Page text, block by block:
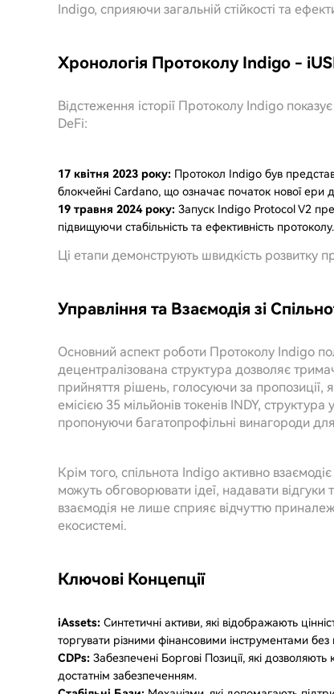
Indigo, сприяючи загальній стійкості та
Хронологія Протоколу Indigo -
Відстеження історії Протоколу Indigo
DeFi:
17 квітня 2023 року: Протокол Indigo був
блокчейні Cardano, що означає початок нової ери
19 травня 2024 року: Запуск Indigo Protocol V2
підвищуючи стабільність та ефективність протоколу.
Ці етапи демонструють швидкість розвитку
Управління та Взаємодія зі
Основний аспект роботи Протоколу Indigo
децентралізована структура дозволяє
прийняття рішень, голосуючи за
емісією 35 мільйонів токенів INDY,
пропонуючи багатопрофільні винагороди
Крім того, спільнота Indigo активно
можуть обговорювати ідеї, надавати
взаємодія не лише сприяє відчуттю
екосистемі.
Ключові Концепції
iAssets: Синтетичні активи, які відображають
торгувати різними фінансовими інструментами
CDPs: Забезпечені Боргові Позиції, які
достатнім забезпеченням.